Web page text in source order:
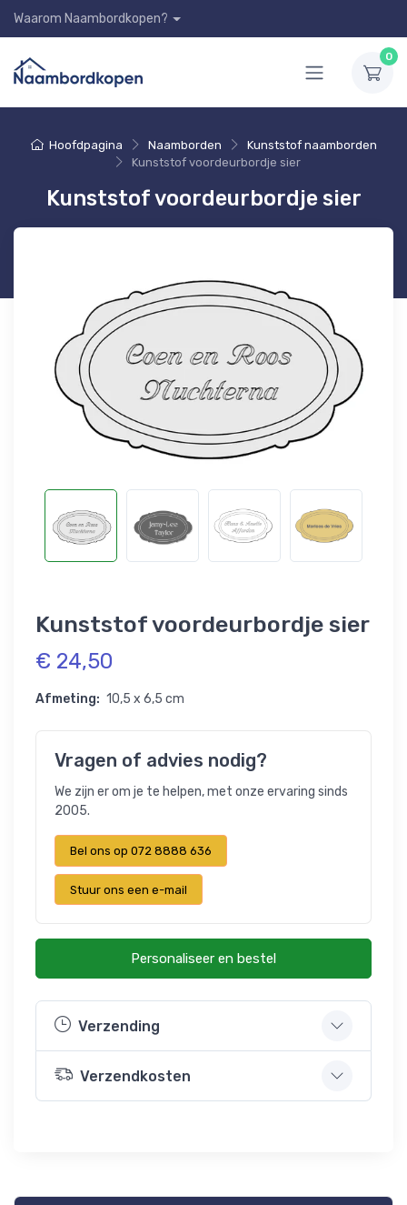
Waarom Naambordkopen?
0
Hoofdpagina Naamborden
Kunststof naamborden
Kunststof voordeurbordje sier
Kunststof voordeurbordje sier
Kunststof voordeurbordje sier
€ 24,50
Afmeting: 10,5 x 6,5 cm
Vragen of advies nodig?
We zijn er om je te helpen, met onze ervaring sinds
2005.
Bel ons op 072 8888 636
Stuur ons een e-mail
Personaliseer en bestel
Verzending
Verzendkosten